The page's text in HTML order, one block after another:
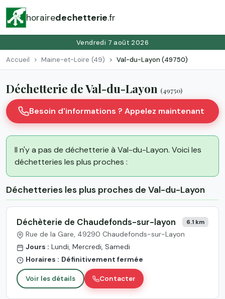
horairedechetterie.fr
Vendredi 7 août 2026
Accueil Maine-et-Loire (49) Val-du-Layon (49750)
Déchetterie de Val-du-Layon (49750)
Besoin d'informations ? Appelez maintenant
Il n'y a pas de déchetterie à Val-du-Layon. Voici les
déchetteries les plus proches :
Déchetteries les plus proches de Val-du-Layon
Déchèterie de Chaudefonds-sur-layon 6.1 km
Rue de la Gare, 49290 Chaudefonds-sur-Layon
Jours : Lundi, Mercredi, Samedi
Horaires : Définitivement fermée
Voir les détails Contacter